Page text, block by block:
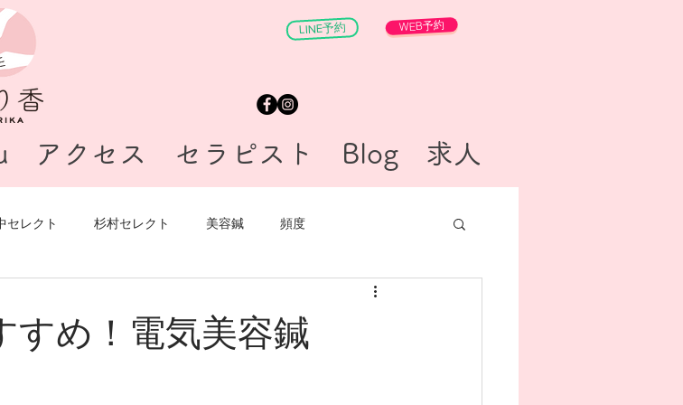
LINE予約 WEB予約
アクセス セラピスト Blog 求人
セレクト 杉村セレクト 美容鍼 頻度
すめ！電気美容鍼